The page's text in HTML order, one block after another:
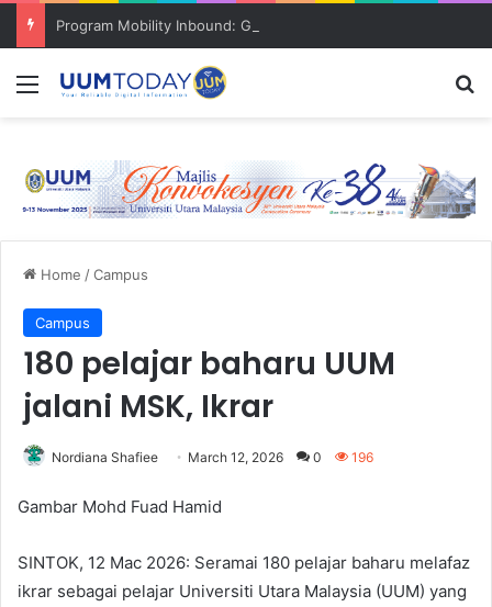
Menu
Home /Campus
Campus
180 pelajar baharu UUM
jalani MSK, Ikrar
Nordiana Shafiee March 12, 2026 0 196
Gambar Mohd Fuad Hamid
SINTOK, 12 Mac 2026: Seramai 180 pelajar baharu melafaz
ikrar sebagai pelajar Universiti Utara Malaysia (UUM) yang